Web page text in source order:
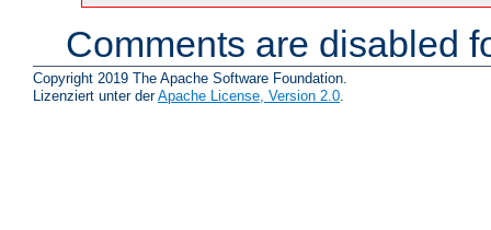
Comments are disabled
Copyright 2019 The Apache Software Foundation.
Lizenziert unter derApache License, Version 2.0